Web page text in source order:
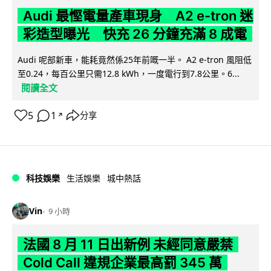
Audi 最慳電量產車現身 A2 e-tron 迷
彩造型曝光 快充 26 分鐘充滿 8 成電
Audi 呢部新車，能耗竟然係25年前嘅一半。 A2 e-tron 風阻低
至0.24，每百公里只需12.8 kWh，一度電行到7.8公里。6...
閱讀全文
5 1 ↗ 分享
科技娛樂 生活娛樂 城中熱話
Vin 9 小時
法國 8 月 11 日出新例 未經同意嚴禁
Cold Call 違規企業最高罰 345 萬